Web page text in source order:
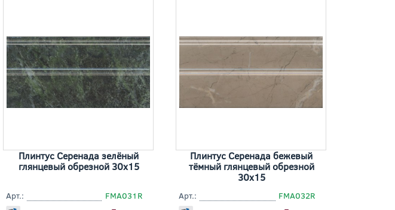
Плинтус Серенада зелёный
глянцевый обрезной 30x15
Арт.:
FMA031R
Плинтус Серенада бежевый
тёмный глянцевый обрезной
30x15
Арт.:
FMA032R